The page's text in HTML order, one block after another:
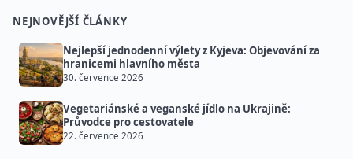
NEJNOVĚJŠÍ ČLÁNKY
Nejlepší jednodenní výlety z Kyjeva: Objevování za
hranicemi hlavního města
30. července 2026
Vegetariánské a veganské jídlo na Ukrajině:
Průvodce pro cestovatele
22. července 2026